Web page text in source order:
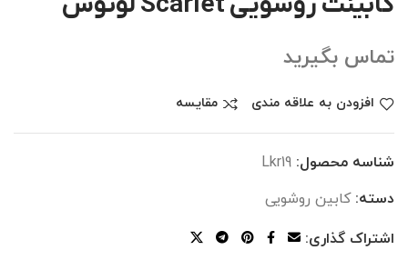
تماس بگیرید
افزودن به علاقه مندی مقایسه
شناسه محصول: Lkr19
دسته:کابین روشویی
اشتراک گذاری: